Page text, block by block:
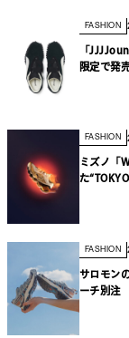
FASHION
「
限定で発
FASHION
ミズノ「
た
FASHION
サロモン
ーチ別注